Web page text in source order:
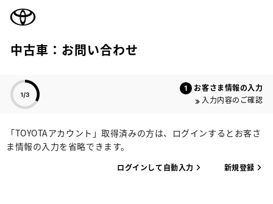
中古車：お問い合わせ
お客さま情報の入力
入力内容のご確認
「TOYOTAアカウント」取得済みの方は、ログインするとお客さ
ま情報の入力を省略できます。
ログインして自動入力 新規登録